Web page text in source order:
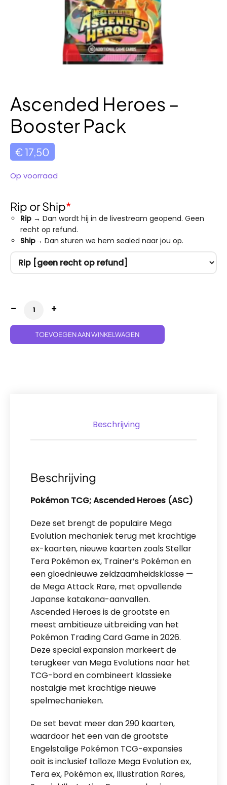
Ascended Heroes –
Booster Pack
€ 17,50
Op voorraad
*
Rip or Ship
Rip → Dan wordt hij in de livestream geopend. Geen
recht op refund.
Ship→ Dan sturen we hem sealed naar jou op.
Ascended Heroes - Booster Pack aantal
TOEVOEGEN AAN WINKELWAGEN
Beschrijving
Beschrijving
Pokémon TCG; Ascended Heroes (ASC)
Deze set brengt de populaire Mega
Evolution mechaniek terug met krachtige
ex-kaarten, nieuwe kaarten zoals Stellar
Tera Pokémon ex, Trainer’s Pokémon en
een gloednieuwe zeldzaamheidsklasse —
de Mega Attack Rare, met opvallende
Japanse katakana-aanvallen.
Ascended Heroes is de grootste en
meest ambitieuze uitbreiding van het
Pokémon Trading Card Game in 2026.
Deze special expansion markeert de
terugkeer van Mega Evolutions naar het
TCG-bord en combineert klassieke
nostalgie met krachtige nieuwe
spelmechanieken.
De set bevat meer dan 290 kaarten,
waardoor het een van de grootste
Engelstalige Pokémon TCG-expansies
ooit is inclusief talloze Mega Evolution ex,
Tera ex, Pokémon ex, Illustration Rares,